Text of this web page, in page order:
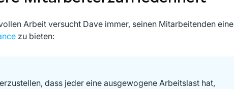
Arbeit versucht Dave immer, seinen Mitarbeitenden eine
zu bieten:
dass jeder eine ausgewogene Arbeitslast hat,